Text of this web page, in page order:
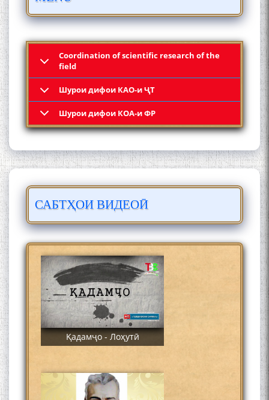
Coordination of scientific research of the
field
Шурои дифои КАО-и ҶТ
Шурои дифои КОА-и ФР
САБТҲОИ ВИДЕОӢ
Қадамҷо: Муҳаммадҷон
Раҳимӣ
ЛОҲУТӢ - ФИЛМИ
МУСТАНАД
Қадамҷо - Лоҳутӣ